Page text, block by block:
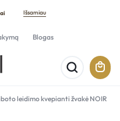
Išsamiau
Blogas
leidimo kvepianti žvakė NOIR